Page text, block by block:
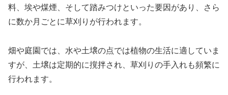
料、埃や煤煙、そして踏みつけといった要因があり、さら
に数か月ごとに草刈りが行われます。
畑や庭園では、水や土壌の点では植物の生活に適していま
すが、土壌は定期的に撹拌され、草刈りの手入れも頻繁に
行われます。